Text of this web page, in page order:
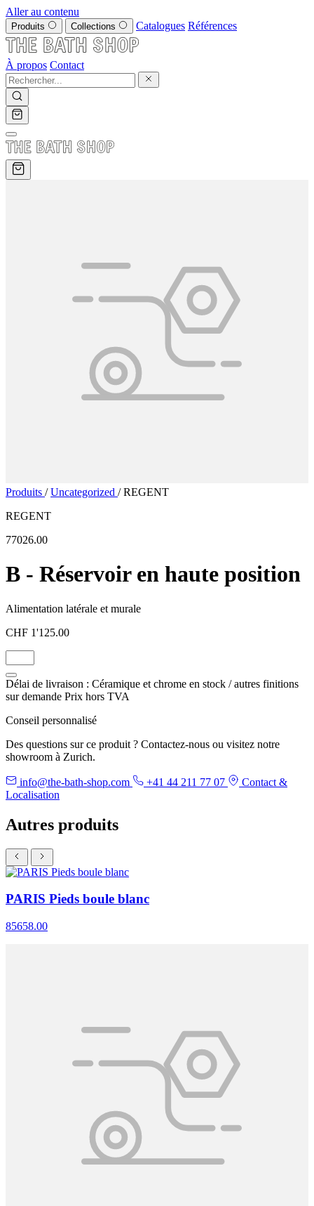
Aller au contenu
Produits Collections Catalogues Références
À propos Contact
Produits / Uncategorized / REGENT
REGENT
77026.00
B - Réservoir en haute position
Alimentation latérale et murale
CHF 1'125.00
Délai de livraison : Céramique et chrome en stock / autres finitions
sur demande Prix hors TVA
Conseil personnalisé
Des questions sur ce produit ? Contactez-nous ou visitez notre
showroom à Zurich.
info@the-bath-shop.com +41 44 211 77 07
Contact &
Localisation
Autres produits
PARIS Pieds boule blanc
85658.00